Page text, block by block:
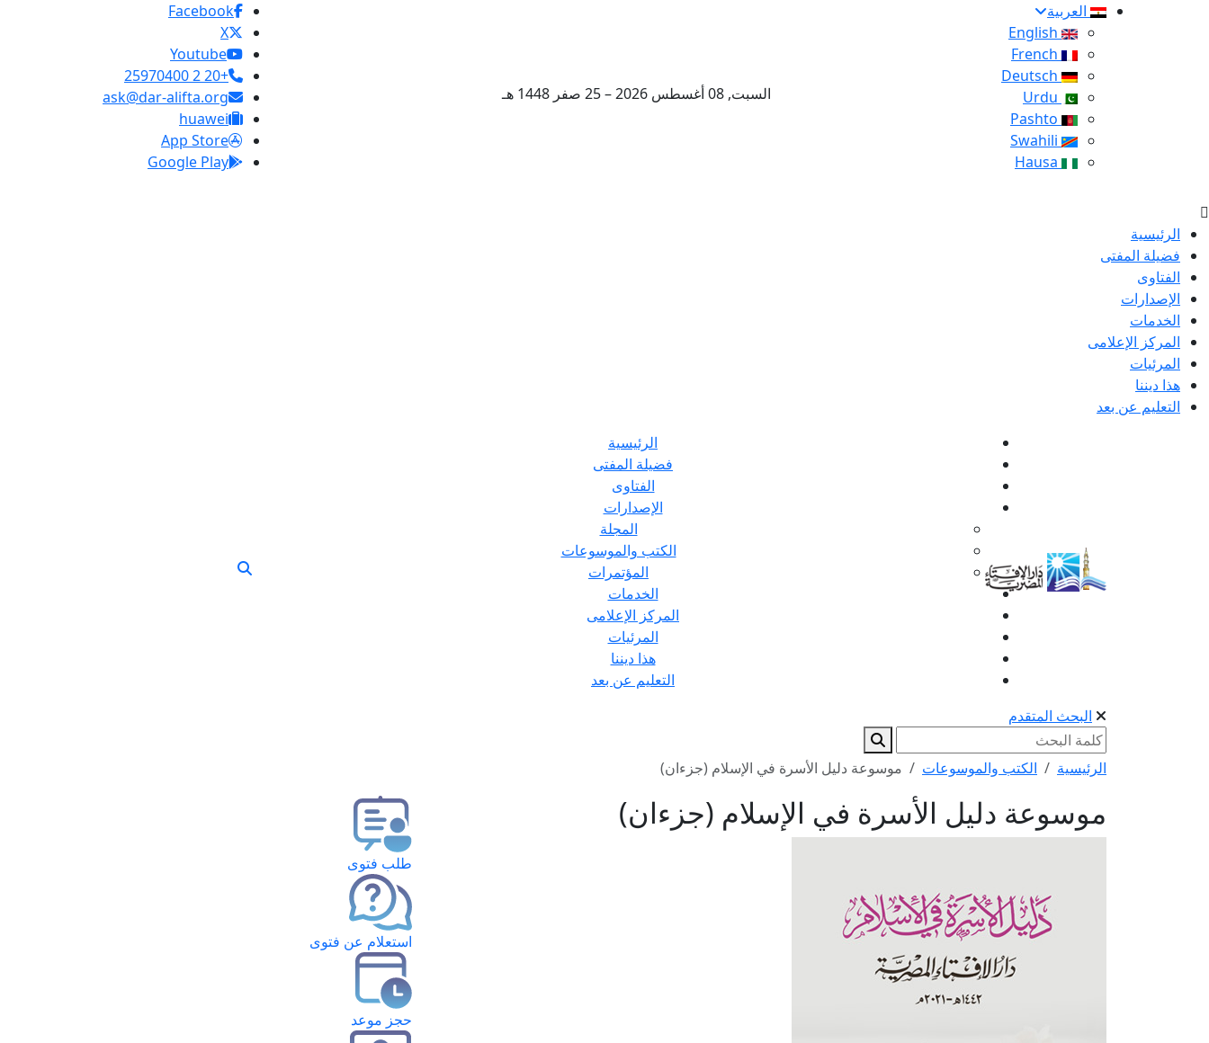
العربية
السبت, 08 أغسطس 2026 – 25 صفر 1448 هـ
Facebook
X
Youtube
+20 2 25970400
ask@dar-alifta.org
huawei
App Store
Google Play
الرئيسية
فضيلة المفتى
الفتاوى
الإصدارات
الخدمات
المركز الإعلامى
المرئيات
هذا ديننا
التعليم عن بعد
الرئيسية
فضيلة المفتى
الفتاوى
الإصدارات
المجلة
الكتب والموسوعات
المؤتمرات
الخدمات
المركز الإعلامى
المرئيات
هذا ديننا
التعليم عن بعد
البحث المتقدم
الرئيسية الكتب والموسوعات موسوعة دليل الأسرة في الإسلام (جزءان)
موسوعة دليل الأسرة في الإسلام (جزءان)
طلب فتوى
استعلام عن فتوى
حجز موعد